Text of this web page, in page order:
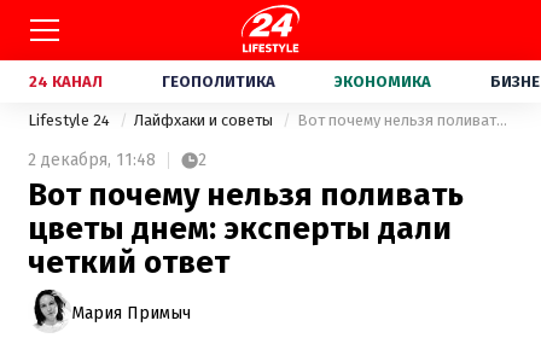
24 КАНАЛ ГЕОПОЛИТИКА ЭКОНОМИКА
Lifestyle 24 Лайфхаки и советы Вот почему нельзя поливать цветы днем: эксперты дали четкий ответ
2 декабря, 11:48 2
Вот почему нельзя поливать
цветы днем: эксперты дали
четкий ответ
Мария Примыч